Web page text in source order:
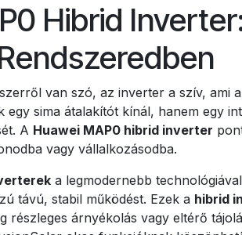
Hibrid
van szó, az inverter a szív, ami
egy sima átalakítót kínál, hanem egy
A Huawei MAP0 hibrid inverter
vagy vállalkozásodba.
a legmodernebb
távú, stabil működést. Ezek a hibrid
részleges árnyékolás vagy eltérő